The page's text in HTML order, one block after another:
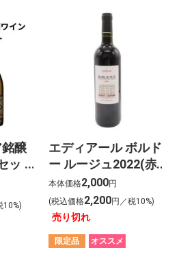
醸
ット
10%)
エディアール ボルド
ー ルージュ2022(赤)
本体価格2,000円
(税込価格2,200円／税10%)
売り切れ
限定品 オススメ